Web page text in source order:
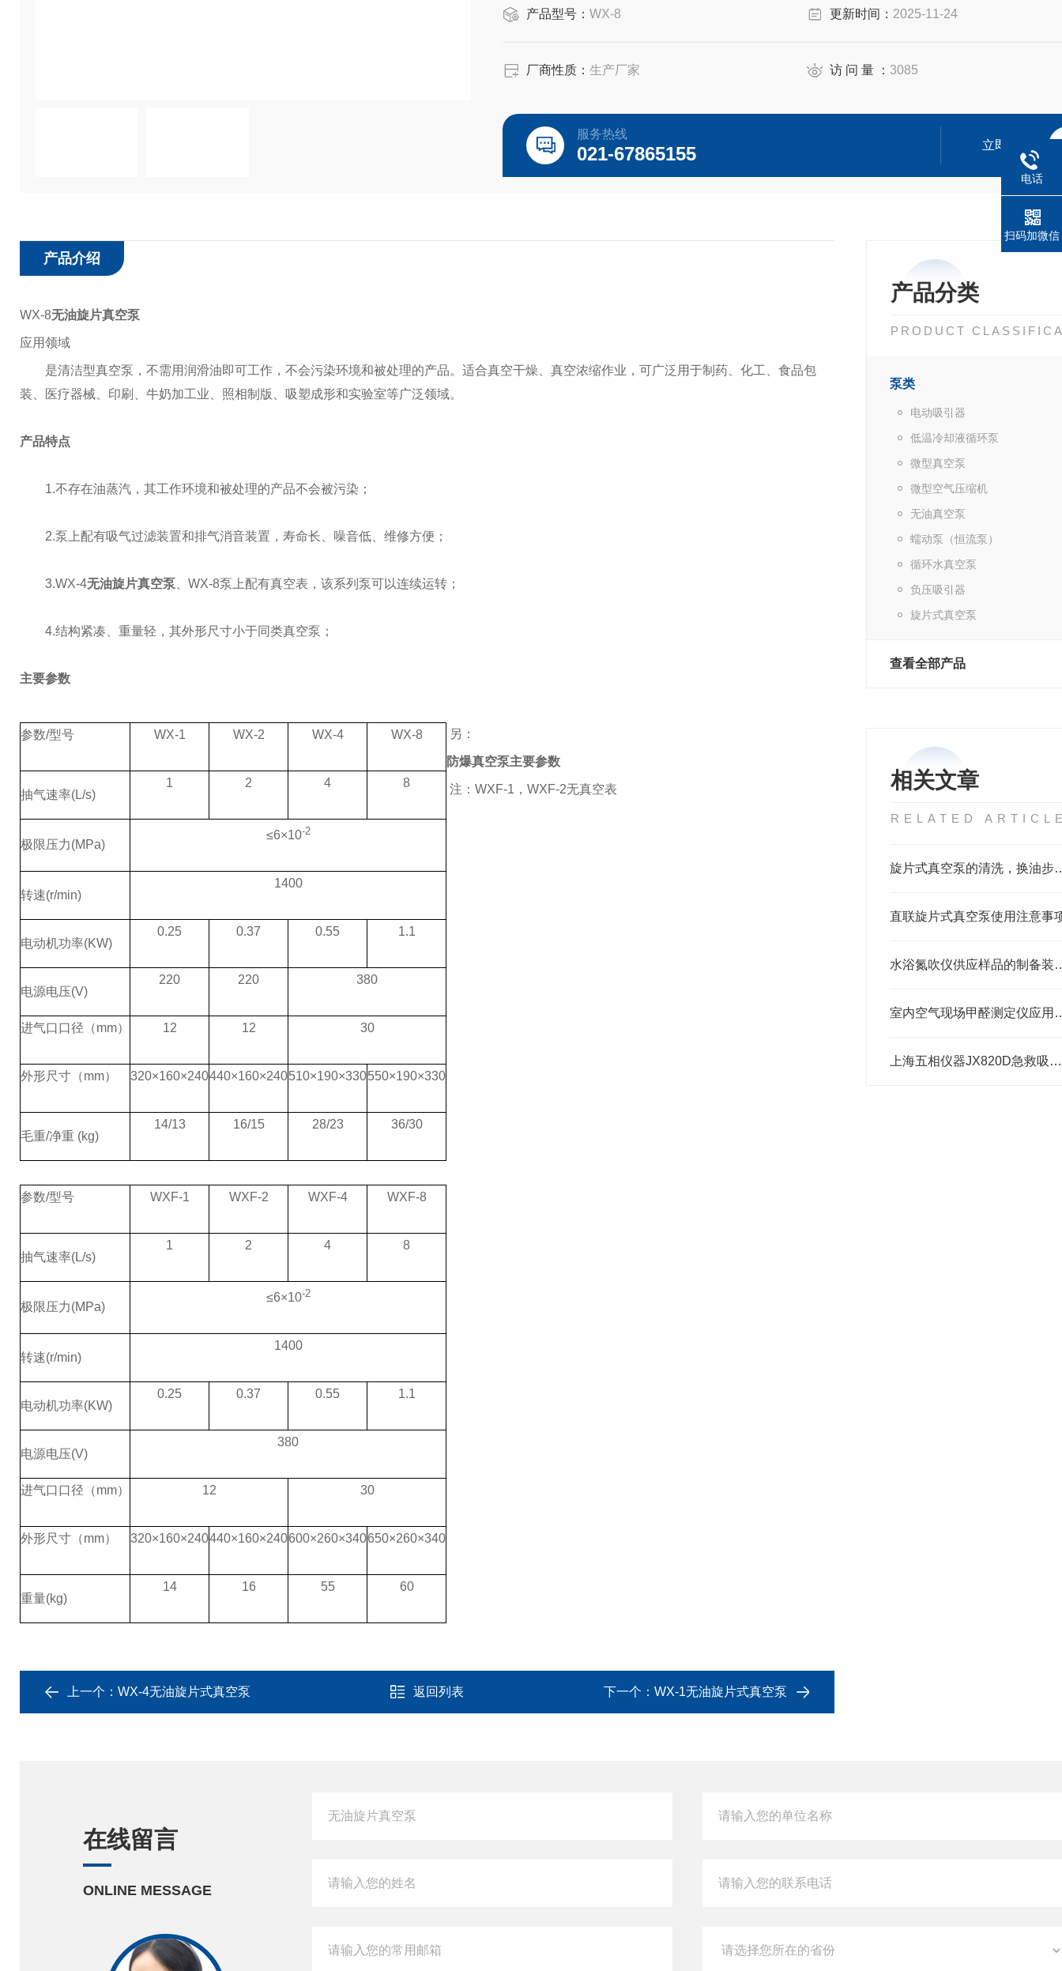
产品型号： WX-8 更新时间： 2025-11-24
厂商性质： 生产厂家 访 问 量 ：3085
服务热线
021-67865155 立即咨询
产品分类
PRODUCT
泵类
电动吸引器
低温冷却液循环泵
微型真空泵
微型空气压缩机
无油真空泵
蠕动泵（恒流泵）
循环水真空泵
负压吸引器
旋片式真空泵
查看全部产品
相关文章
RELATED
旋片式真空泵的
直联旋片式真空泵使用注意事
水浴氮吹仪供
室内空气现
上海五相仪器JX820D急救吸引器（交/直流）产品特征简要
产品介绍
WX-8无油旋片真空泵
应用领域
是清洁型真空泵，不需用润滑油即可工作，不会污染环境和被处理的产品。适合真空干燥、真空浓缩作业，可广泛用于制药、化工、食品包
装、医疗器械、印刷、牛奶加工业、照相制版、吸塑成形和实验室等广泛领域。
产品特点
1.不存在油蒸汽，其工作环境和被处理的产品不会被污染；
2.泵上配有吸气过滤装置和排气消音装置，寿命长、噪音低、维修方便；
3.WX-4无油旋片真空泵 WX-8泵上配有真空表，该系列泵可以连续运转；
4.结构紧凑、重量轻，其外形尺寸小于同类真空泵；
主要参数
参数/型号 WX-1 WX-2 WX-4 WX-8
抽气速率(L/s)
1 2 4 8
极限压力(MPa)
≤6×10-2
转速(r/min)
1400
电动机功率(KW)
0.25 0.37 0.55 1.1
电源电压(V)
220 220 380
进气口口径（mm） 12 12 30
外形尺寸（mm） 320×160×240440×160×240510×190×330550×190×330
毛重/净重 (kg)
14/13 16/15 28/23 36/30
另：
防爆真空泵主要参数
参数/型号 WXF-1 WXF-2 WXF-4 WXF-8
抽气速率(L/s)
1 2 4 8
极限压力(MPa)
≤6×10-2
转速(r/min)
1400
电动机功率(KW)
0.25 0.37 0.55 1.1
电源电压(V)
380
进气口口径（mm） 12 30
外形尺寸（mm） 320×160×240440×160×240600×260×340650×260×340
重量(kg)
14 16 55 60
注： WXF-1 ， WXF-2无真空表
上一个： WX-4无油旋片式真空泵 返回列表 下一个： WX-1无油旋片式真空泵
在线留言
ONLINE MESSAGE
电话
扫码加微信